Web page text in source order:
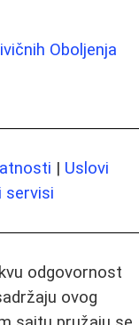
Oboljenja
| Uslovi
servisi
odgovornost
ovog